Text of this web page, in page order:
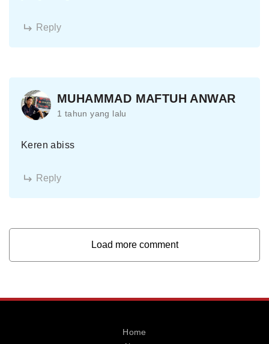
Reply
MUHAMMAD MAFTUH ANWAR
1 tahun yang lalu
Keren abiss
Reply
Load more comment
Home